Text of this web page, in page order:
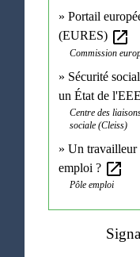
Portail
(EURES) open_in_new
Commission
Sécurité
un État de l'EEE
Centre des
sociale (Cleiss)
Un travailleur
emploi ? open_in_new
Pôle emploi